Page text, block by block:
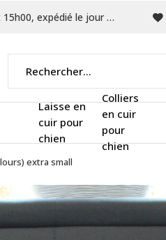
Laisse en
cuir pour
chien
Colliers
en cuir
pour
chien
expédié le jour même
extra small